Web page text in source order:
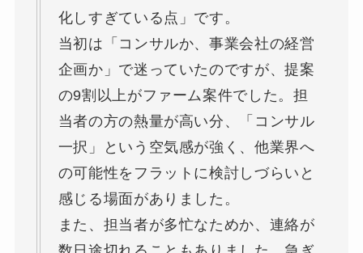
化しすぎている点」です。
当初は「コンサルか、事業会社の経営
企画か」で迷っていたのですが、提案
の9割以上がファーム案件でした。担
当者の方の熱量が高い分、「コンサル
一択」という空気感が強く、他業界へ
の可能性をフラットに検討しづらいと
感じる場面がありました。
また、担当者が多忙なためか、連絡が